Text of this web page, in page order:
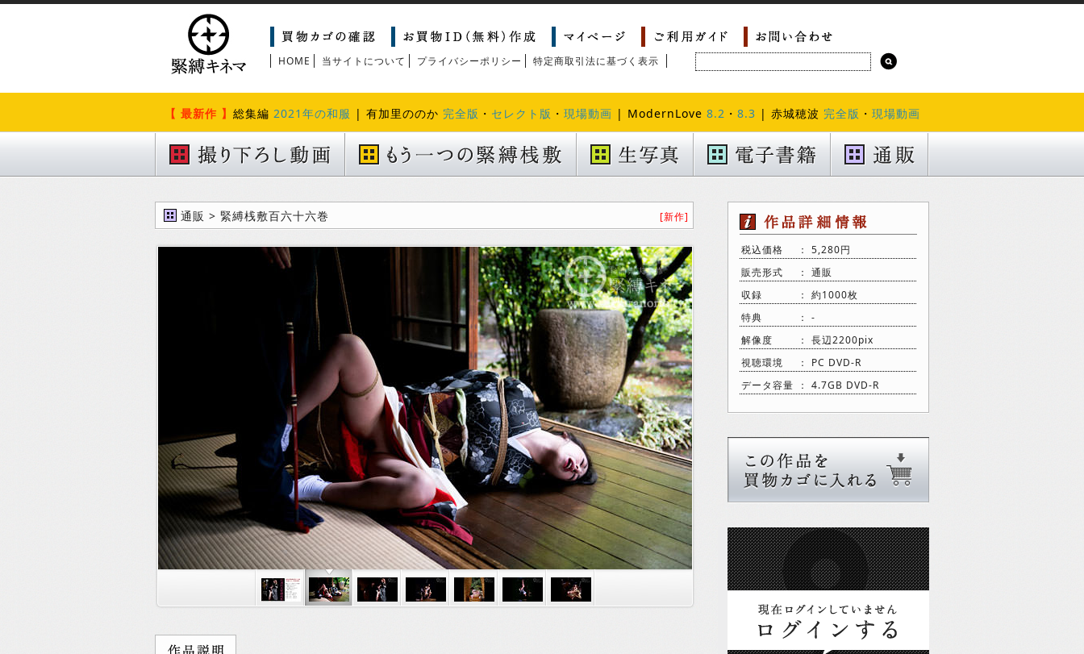
HOME 当サイトについて プライバシーポリシー 特定商取引法に基づく表示
【 最新作 】 総集編 2021年の和服 | 有加里ののか 完全版 ・ セレクト版 ・ 現場動画 | ModernLove 8.2 ・ 8.3 | 赤城穂波 完全版 ・ 現場動画
[新作]
通販 > 緊縛桟敷百六十六巻
税込価格
： 5,280円
販売形式
： 通販
収録
： 約1000枚
特典
： -
解像度
： 長辺2200pix
視聴環境
： PC DVD-R
データ容量
： 4.7GB DVD-R